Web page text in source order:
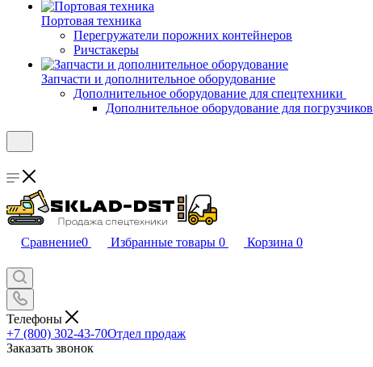
Портовая техника
Перегружатели порожних контейнеров
Ричстакеры
Запчасти и дополнительное оборудование
Дополнительное оборудование для спецтехники
Дополнительное оборудование для погрузчиков
Сравнение0 Избранные товары 0 Корзина 0
Телефоны
+7 (800) 302-43-70Отдел продаж
Заказать звонок